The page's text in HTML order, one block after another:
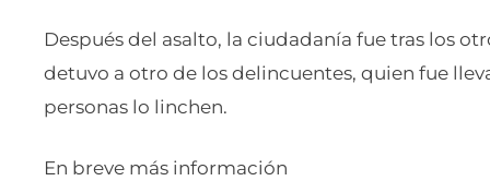
Después del asalto, la ciudadanía fue tras los
detuvo a otro de los delincuentes, quien fue
personas lo linchen.
En breve más información